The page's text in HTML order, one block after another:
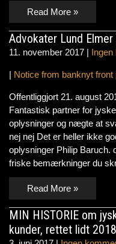
Read More »
Advokater Lund
11. november 2017 | Ingen
| Notice from banknyt
Offentliggjort 21. august
Fantastisk partner for
oplysninger og nægte at
nej nej Det er heller ikke
oplysninger Philip Baruch.
friske bemærkninger du
Read More »
MIN HISTORIE om
kunder, rettet lidt 2018